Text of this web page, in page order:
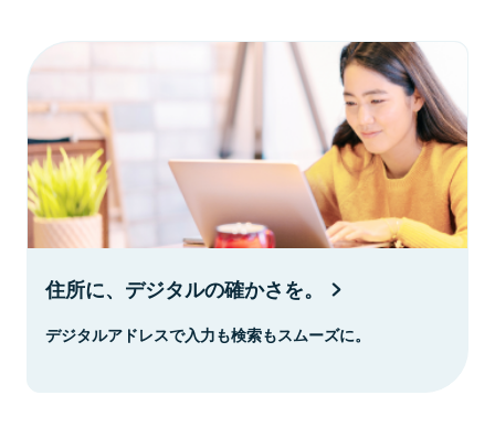
住所に、デジタルの確かさを。
デジタルアドレスで入力も検索もスムーズに。